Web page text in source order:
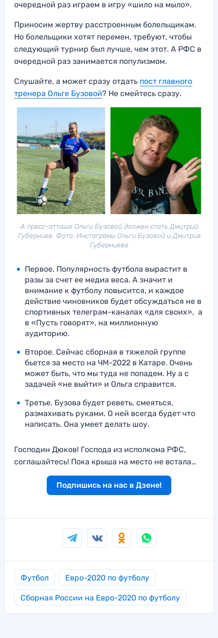
очередной раз играем в игру «шило на мыло».
Приносим жертву расстроенным болельщикам.
Но болельщики хотят перемен, требуют, чтобы
следующий турнир был лучше, чем этот. А РФС в
очередной раз занимается популизмом.
Слушайте, а может сразу отдать пост главного
тренера Ольге Бузовой? Не смейтесь сразу.
А пресс-атташе Ольги Бузовой должен стать Дмитрий
Губерниев. Фото: Инстаграмы Ольги Бузовой и Дмитрия
Губерниева
Первое. Популярность футбола вырастит в
разы за счет ее медиа веса. А значит и
внимание к футболу повысится, и каждое
действие чиновников будет обсуждаться не в
спортивных телеграм-каналах «для своих», а
в «Пусть говорят», на миллионную
аудиторию.
Второе. Сейчас сборная в тяжелой группе
бьется за место на ЧМ-2022 в Катаре. Очень
может быть, что мы туда не попадем. Ну а с
задачей «не выйти» и Ольга справится.
Третье. Бузова будет реветь, смеяться,
размахивать руками. О ней всегда будет что
написать. Она умеет делать шоу.
Господин Дюков! Господа из исполкома РФС,
соглашайтесь! Пока крыша на место не встала…
Подпишись на нас в Дзене!
Футбол Евро-2020 по футболу
Сборная России на Евро-2020 по футболу